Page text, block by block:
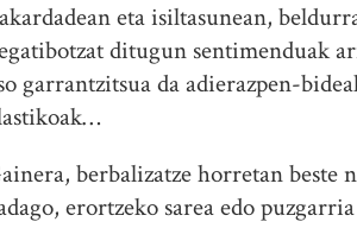
eta isiltasunean,
ditugun sentimenduak
garrantzitsua da adierazpen-
berbalizatze horretan beste
erortzeko sarea edo